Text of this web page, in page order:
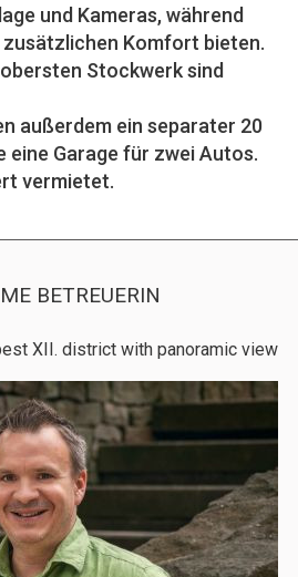
und Kameras, während
Komfort bieten.
Stockwerk sind
außerdem ein separater 20
eine Garage für zwei Autos.
vermietet.
BETREUERIN
XII. district with panoramic view